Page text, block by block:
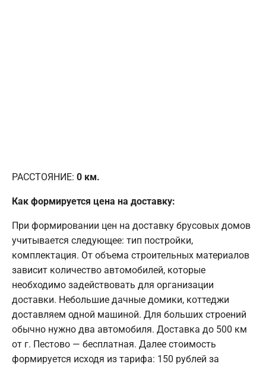
РАССТОЯНИЕ: 0 км.
Как формируется цена на доставку:
При формировании цен на доставку брусовых домов
учитывается следующее: тип постройки,
комплектация. От объема строительных материалов
зависит количество автомобилей, которые
необходимо задействовать для организации
доставки. Небольшие дачные домики, коттеджи
доставляем одной машиной. Для больших строений
обычно нужно два автомобиля. Доставка до 500 км
от г. Пестово — бесплатная. Далее стоимость
формируется исходя из тарифа: 150 рублей за